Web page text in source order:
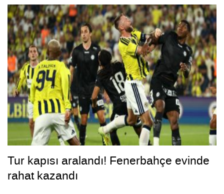
Tur kapısı aralandı! Fenerbahçe evinde
rahat kazandı